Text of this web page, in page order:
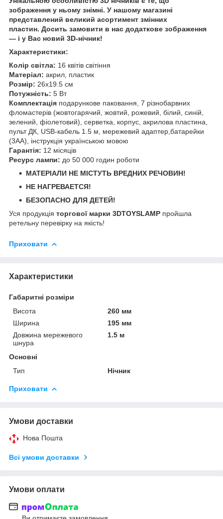
зображення у ньому знімні. У нашому магазині
представлений великий асортимент змінних
пластин. Досить замовити в нас додаткове зображення
— і у Вас новий 3D-нічник!
Характеристики:
Колір світла: 16 квітів світіння
Матеріал: акрил, пластик
Розмір: 26х19.5 см
Потужність: 5 Вт
Комплектація подарункове паковання, 7 різнобарвних
фломастерів (жовтогарячий, жовтий, рожевий, білий, синій,
зелений, фіолетовий), серветка, корпус, акрилова пластина,
пульт ДК, USB-кабель 1.5 м, мережевий адаптер,батарейки
(3АА), інструкція українською мовою
Гарантія: 12 місяців
Ресурс лампи: до 50 000 годин роботи
МАТЕРІАЛИ НЕ МІСТУТЬ ВРЕДНИХ РЕЧОВИН!
НЕ НАГРЕВАЕТСЯ!
БЕЗОПАСНО ДЛЯ ДЕТЕЙ!
Уся продукція торгової марки 3DTOYSLAMP пройшла
ретельну перевірку на якість!
Приховати
Характеристики
Габаритні розміри
Висота
260 мм
Ширина
195 мм
Довжина мережевого
шнура
1.5 м
Основні
Тип
Нічник
Приховати
Умови доставки
Нова Пошта
Всі умови доставки
Умови оплати